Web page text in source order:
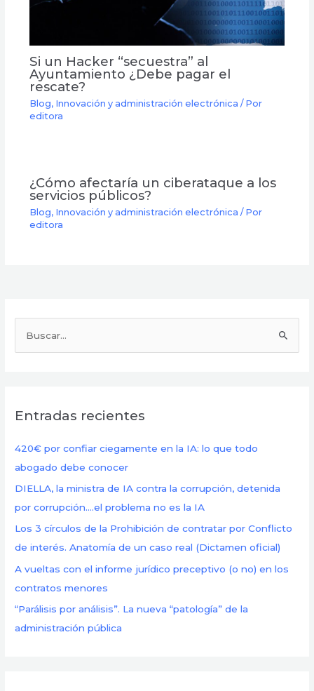
Si un Hacker “secuestra” al
Ayuntamiento ¿Debe pagar el
rescate?
Blog, Innovación y administración electrónica / Por
editora
¿Cómo afectaría un ciberataque a los
servicios públicos?
Blog, Innovación y administración electrónica / Por
editora
a
p
o
r
:
Entradas recientes
420€ por confiar ciegamente en la IA: lo que todo
abogado debe conocer
DIELLA, la ministra de IA contra la corrupción, detenida
por corrupción….el problema no es la IA
Los 3 círculos de la Prohibición de contratar por Conflicto
de interés. Anatomía de un caso real (Dictamen oficial)
A vueltas con el informe jurídico preceptivo (o no) en los
contratos menores
“Parálisis por análisis”. La nueva “patología” de la
administración pública